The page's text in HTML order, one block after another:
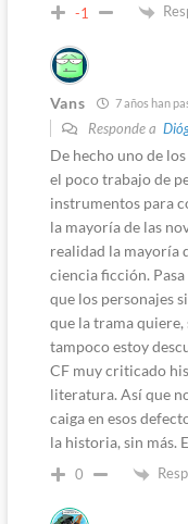
-1
Vans 7 años han
Responde a
De hecho uno de
el poco trabajo de
instrumentos para
la mayoría de las
realidad la mayoría
ciencia ficción.
que los personajes
que la trama
tampoco estoy
CF muy criticado
literatura. Así que
caiga en esos
la historia, sin más.
0